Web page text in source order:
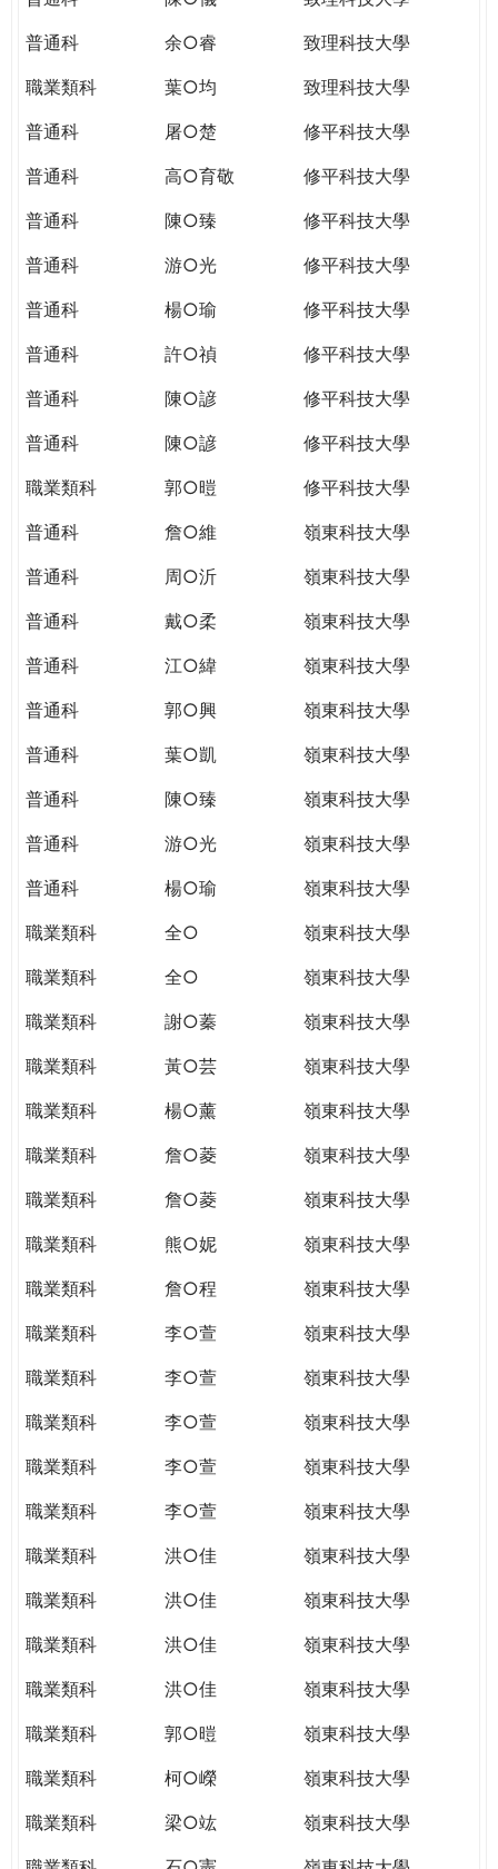
普通科
余○睿
致理科技大學
職業類科
葉○均
致理科技大學
普通科
屠○楚
修平科技大學
普通科
高○育敬
修平科技大學
普通科
陳○臻
修平科技大學
普通科
游○光
修平科技大學
普通科
楊○瑜
修平科技大學
普通科
許○禎
修平科技大學
普通科
陳○諺
修平科技大學
普通科
陳○諺
修平科技大學
職業類科
郭○暟
修平科技大學
普通科
詹○維
嶺東科技大學
普通科
周○沂
嶺東科技大學
普通科
戴○柔
嶺東科技大學
普通科
江○緯
嶺東科技大學
普通科
郭○興
嶺東科技大學
普通科
葉○凱
嶺東科技大學
普通科
陳○臻
嶺東科技大學
普通科
游○光
嶺東科技大學
普通科
楊○瑜
嶺東科技大學
職業類科
全○
嶺東科技大學
職業類科
全○
嶺東科技大學
職業類科
謝○蓁
嶺東科技大學
職業類科
黃○芸
嶺東科技大學
職業類科
楊○薰
嶺東科技大學
職業類科
詹○菱
嶺東科技大學
職業類科
詹○菱
嶺東科技大學
職業類科
熊○妮
嶺東科技大學
職業類科
詹○程
嶺東科技大學
職業類科
李○萱
嶺東科技大學
職業類科
李○萱
嶺東科技大學
職業類科
李○萱
嶺東科技大學
職業類科
李○萱
嶺東科技大學
職業類科
李○萱
嶺東科技大學
職業類科
洪○佳
嶺東科技大學
職業類科
洪○佳
嶺東科技大學
職業類科
洪○佳
嶺東科技大學
職業類科
洪○佳
嶺東科技大學
職業類科
郭○暟
嶺東科技大學
職業類科
柯○嶸
嶺東科技大學
職業類科
梁○竑
嶺東科技大學